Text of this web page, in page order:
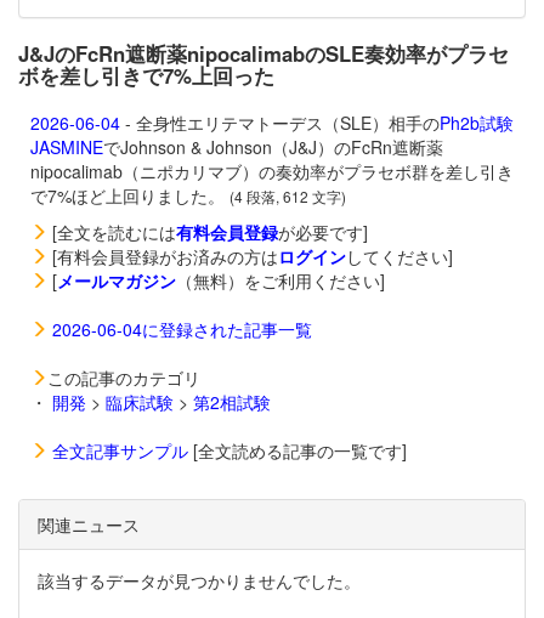
J&JのFcRn遮断薬nipocalimabのSLE奏効率がプラセ
ボを差し引きで7%上回った
2026-06-04 - 全身性エリテマトーデス（SLE）相手のPh2b試験
JASMINEでJohnson & Johnson（J&J）のFcRn遮断薬
nipocalimab（ニポカリマブ）の奏効率がプラセボ群を差し引き
で7%ほど上回りました。
(4 段落, 612 文字)
[全文を読むには有料会員登録が必要です]
[有料会員登録がお済みの方はログインしてください]
[メールマガジン （無料）をご利用ください]
2026-06-04に登録された記事一覧
この記事のカテゴリ
・ 開発 > 臨床試験 > 第2相試験
全文記事サンプル [全文読める記事の一覧です]
関連ニュース
該当するデータが見つかりませんでした。